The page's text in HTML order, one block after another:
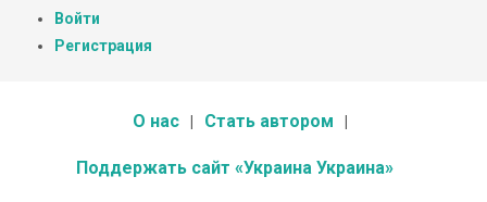
Войти
Регистрация
О нас Стать автором
Поддержать сайт «Украина Украина»